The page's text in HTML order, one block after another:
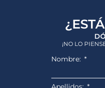
¡NO LO
Nombre: